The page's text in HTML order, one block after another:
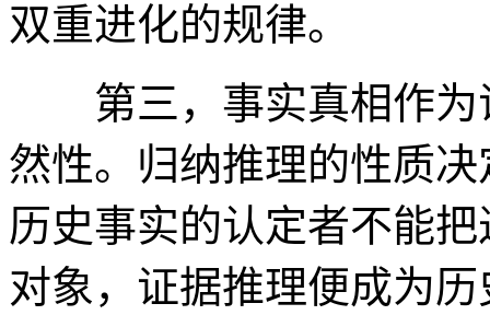
双重进化的规律。
第三，事实真相作为
然性。归纳推理的性质
历史事实的认定者不能
对象，证据推理便成为